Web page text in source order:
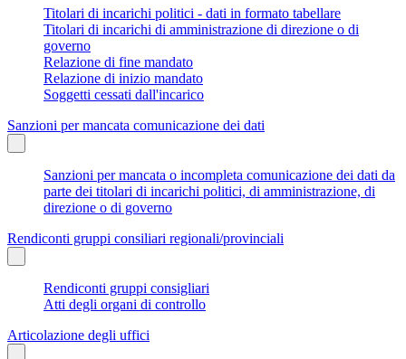
Titolari di incarichi politici - dati in formato tabellare
Titolari di incarichi di amministrazione di direzione o di
governo
Relazione di fine mandato
Relazione di inizio mandato
Soggetti cessati dall'incarico
Sanzioni per mancata comunicazione dei dati
Sanzioni per mancata o incompleta comunicazione dei dati da
parte dei titolari di incarichi politici, di amministrazione, di
direzione o di governo
Rendiconti gruppi consiliari regionali/provinciali
Rendiconti gruppi consigliari
Atti degli organi di controllo
Articolazione degli uffici